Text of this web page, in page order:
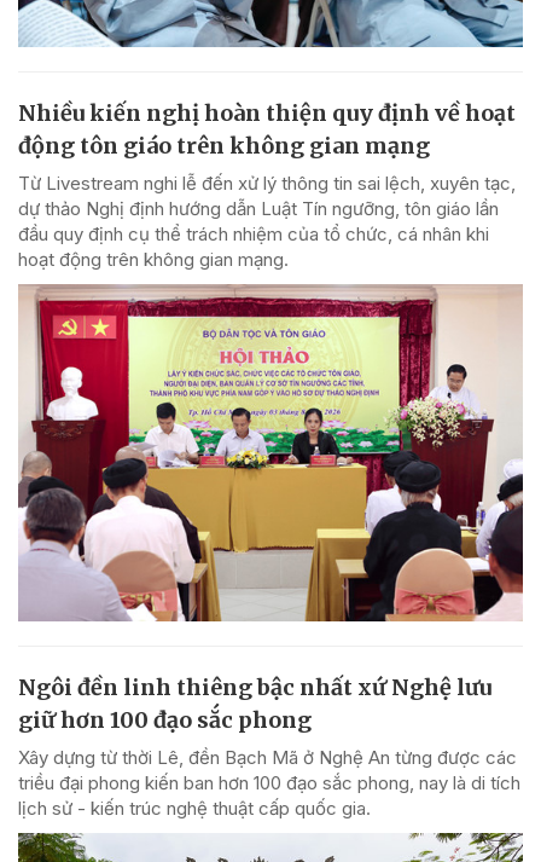
Nhiều kiến nghị hoàn thiện quy định về hoạt
động tôn giáo trên không gian mạng
Từ Livestream nghi lễ đến xử lý thông tin sai lệch, xuyên tạc,
dự thảo Nghị định hướng dẫn Luật Tín ngưỡng, tôn giáo lần
đầu quy định cụ thể trách nhiệm của tổ chức, cá nhân khi
hoạt động trên không gian mạng.
Ngôi đền linh thiêng bậc nhất xứ Nghệ lưu
giữ hơn 100 đạo sắc phong
Xây dựng từ thời Lê, đền Bạch Mã ở Nghệ An từng được các
triều đại phong kiến ban hơn 100 đạo sắc phong, nay là di tích
lịch sử - kiến trúc nghệ thuật cấp quốc gia.